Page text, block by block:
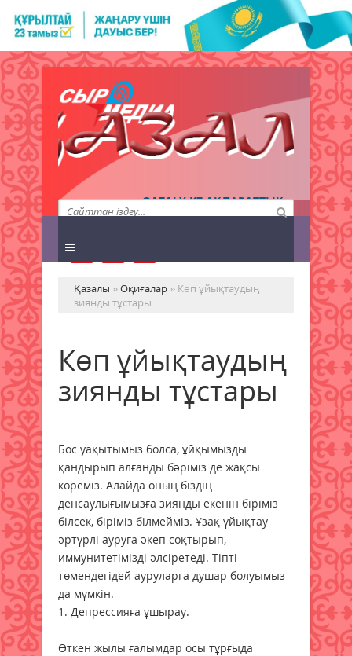
QAZALY.KZ АҚПАРАТТЫҚ
АГЕНТТІГІ
Қазалы »Оқиғалар » Көп ұйықтаудың
зиянды тұстары
Көп ұйықтаудың
зиянды тұстары
Бос уақытымыз болса, ұйқымызды
қандырып алғанды бәріміз де жақсы
көреміз. Алайда оның біздің
денсаулығымызға зиянды екенін біріміз
білсек, біріміз білмейміз. Ұзақ ұйықтау
әртүрлі ауруға әкеп соқтырып,
иммунитетімізді әлсіретеді. Тіпті
төмендегідей ауруларға душар болуымыз
да мүмкін.
1. Депрессияға ұшырау.
Өткен жылы ғалымдар осы тұрғыда